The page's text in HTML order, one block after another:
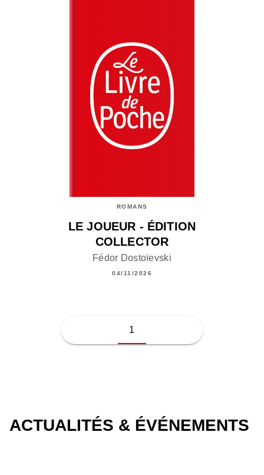
ROMANS
LE JOUEUR - ÉDITION
COLLECTOR
Fédor Dostoïevski
04/11/2026
1
ACTUALITÉS & ÉVÉNEMENTS